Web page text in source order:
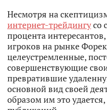
Несмотря на
интернет-трейдингусо
процента
игроков на рынке
целеустремленные,
совершенствующие
превратившие
основной вид своей
образом им это